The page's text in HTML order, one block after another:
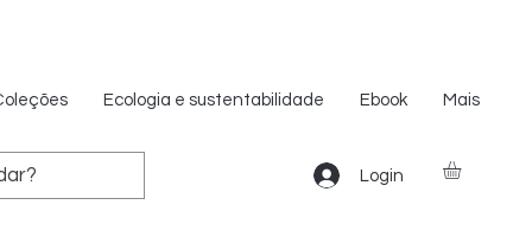
Ecologia e sustentabilidade Ebook Mais
Login